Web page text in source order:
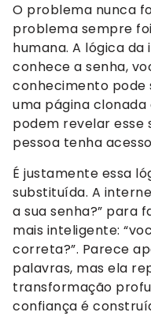
O problema nunca
problema sempre
humana. A lógica
conhece a senha,
conhecimento pode
uma página clonada
podem revelar esse
pessoa tenha
É justamente essa
substituída. A
a sua senha?” para
mais inteligente:
correta?”. Parece
palavras, mas ela
transformação
confiança é